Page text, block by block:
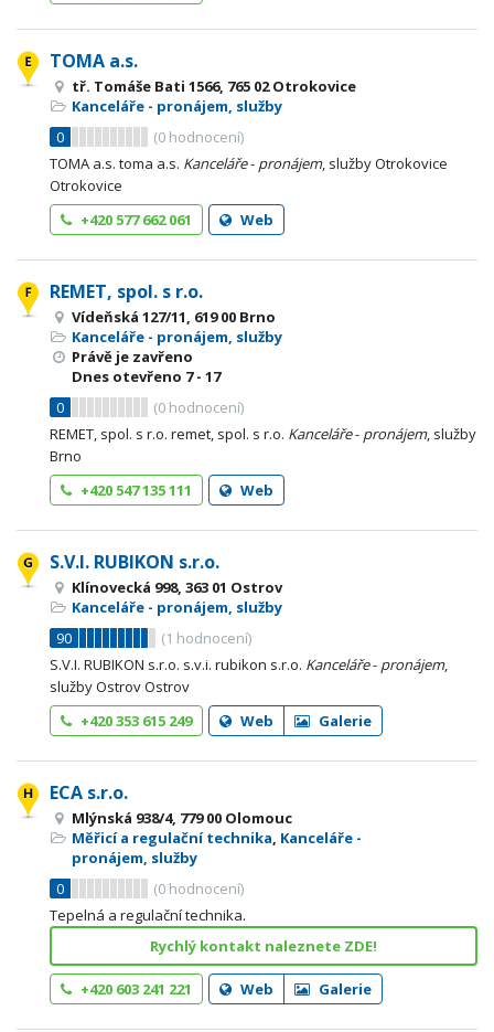
TOMA a.s.
tř. Tomáše Bati 1566, 765 02 Otrokovice
Kanceláře - pronájem, služby
0
(0 hodnocení)
TOMA a.s. toma a.s. Kanceláře- pronájem, služby Otrokovice
Otrokovice
+420 577 662 061
Web
REMET, spol. s r.o.
Vídeňská 127/11, 619 00 Brno
Kanceláře - pronájem, služby
Právě je zavřeno
Dnes otevřeno 7 - 17
0
(0 hodnocení)
REMET, spol. s r.o. remet, spol. s r.o. Kanceláře- pronájem, služby
Brno
+420 547 135 111
Web
S.V.I. RUBIKON s.r.o.
Klínovecká 998, 363 01 Ostrov
Kanceláře - pronájem, služby
90
(1 hodnocení)
S.V.I. RUBIKON s.r.o. s.v.i. rubikon s.r.o. Kanceláře- pronájem,
služby Ostrov Ostrov
+420 353 615 249
Web Galerie
ECA s.r.o.
Mlýnská 938/4, 779 00 Olomouc
Měřicí a regulační technika, Kanceláře -
pronájem, služby
0
(0 hodnocení)
Tepelná a regulační technika.
Rychlý kontakt naleznete ZDE!
+420 603 241 221 Web Galerie